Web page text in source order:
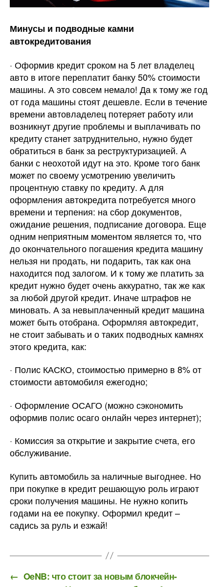
Минусы и подводные камни
автокредитования
· Оформив кредит сроком на 5 лет владелец
авто в итоге переплатит банку 50% стоимости
машины. А это совсем немало! Да к тому же год
от года машины стоят дешевле. Если в течение
времени автовладелец потеряет работу или
возникнут другие проблемы и выплачивать по
кредиту станет затруднительно, нужно будет
обратиться в банк за реструктуризацией. А
банки с неохотой идут на это. Кроме того банк
может по своему усмотрению увеличить
процентную ставку по кредиту. А для
оформления автокредита потребуется много
времени и терпения: на сбор документов,
ожидание решения, подписание договора. Еще
одним неприятным моментом является то, что
до окончательного погашения кредита машину
нельзя ни продать, ни подарить, так как она
находится под залогом. И к тому же платить за
кредит нужно будет очень аккуратно, так же как
за любой другой кредит. Иначе штрафов не
миновать. А за невыплаченный кредит машина
может быть отобрана. Оформляя автокредит,
не стоит забывать и о таких подводных камнях
этого кредита, как:
· Полис КАСКО, стоимостью примерно в 8% от
стоимости автомобиля ежегодно;
· Оформление ОСАГО (можно сэкономить
оформив полис осаго онлайн через интернет);
· Комиссия за открытие и закрытие счета, его
обслуживание.
Купить автомобиль за наличные выгоднее. Но
при покупке в кредит решающую роль играют
сроки получения машины. Не нужно копить
годами на ее покупку. Оформил кредит –
садись за руль и езжай!
← OeNB: что стоит за новым блокчейн-